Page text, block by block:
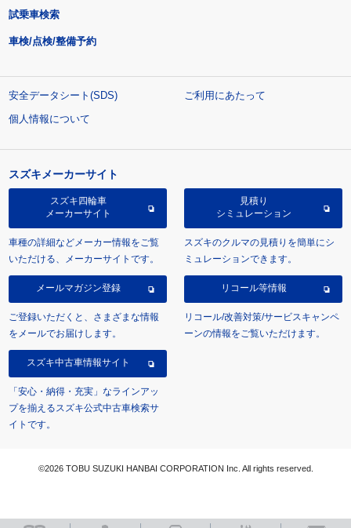
試乗車検索
車検/点検/整備予約
安全データシート(SDS)
ご利用にあたって
個人情報について
スズキメーカーサイト
スズキ四輪車
メーカーサイト
車種の詳細などメーカー情報をご覧
いただける、メーカーサイトです。
見積り
シミュレーション
スズキのクルマの見積りを簡単にシ
ミュレーションできます。
メールマガジン登録
ご登録いただくと、さまざまな情報
をメールでお届けします。
リコール等情報
リコール/改善対策/サービスキャンペ
ーンの情報をご覧いただけます。
スズキ中古車情報サイト
「安心・納得・充実」なラインアッ
プを揃えるスズキ公式中古車検索サ
イトです。
©2026 TOBU SUZUKI HANBAI CORPORATION Inc. All rights reserved.